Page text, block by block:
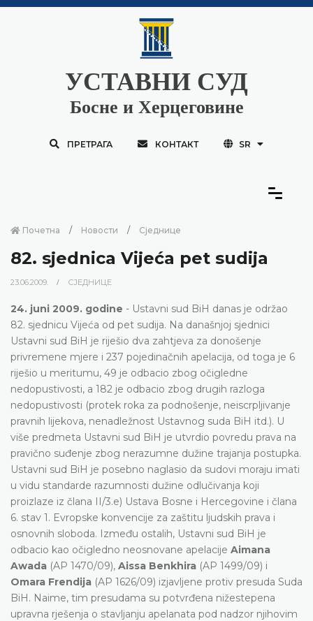
УСТАВНИ СУД
Босне и Херцеговине
ПРЕТРАГА КОНТАКТ SR
Почетна Новости Сједнице
82. sjednica Vijeća pet sudija
23.06.2009. СЈЕДНИЦЕ
24. juni 2009. godine - Ustavni sud BiH danas je održao
82. sjednicu Vijeća od pet sudija. Na današnjoj sjednici
Ustavni sud BiH je riješio dva zahtjeva za donošenje
privremene mjere i 237 pojedinačnih apelacija, od toga je 6
riješio u meritumu, 49 je odbacio zbog očigledne
nedopustivosti, a 182 je odbacio zbog drugih razloga
nedopustivosti (protek roka za podnošenje, neiscrpljivanje
pravnih lijekova, nenadležnost Ustavnog suda BiH itd.). U
više predmeta Ustavni sud BiH je utvrdio povredu prava na
pravično suđenje zbog nerazumne dužine trajanja postupka.
Ustavni sud BiH je posebno naglasio da sudovi moraju imati
u vidu standarde razumnosti dužine odlučivanja koji
proizlaze iz člana II/3.e) Ustava Bosne i Hercegovine i člana
6. stav 1. Evropske konvencije za zaštitu ljudskih prava i
osnovnih sloboda. Između ostalih, Ustavni sud BiH je
odbacio kao očigledno neosnovane apelacije Aimana
Awada (AP 1470/09), Aissa Benkhira (AP 1499/09) i
Omara Frendija (AP 1626/09) izjavljene protiv presuda Suda
BiH. Naime, tim presudama su potvrđena nižestepena
upravna rješenja o stavljanju apelanata pod nadzor njihovim